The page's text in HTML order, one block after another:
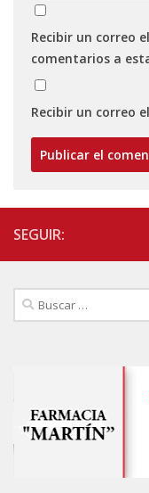
Recibir un correo
comentarios a
Recibir un correo
SEGUIR:
Buscar: